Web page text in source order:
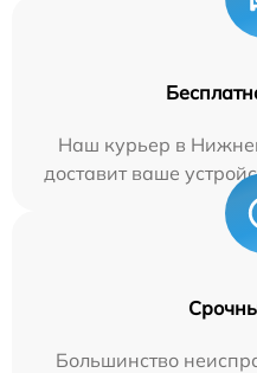
Наш курьер в
доставит ваше
Большинство